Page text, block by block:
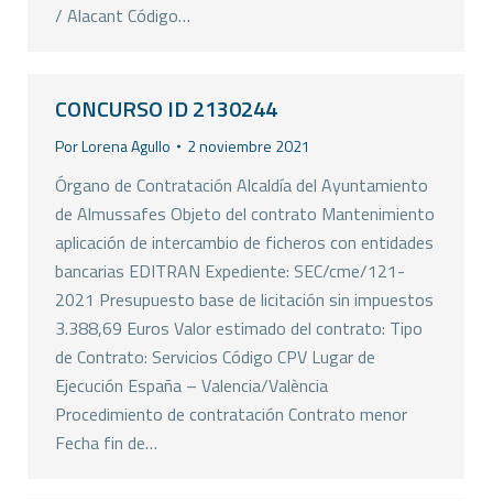
/ Alacant Código…
CONCURSO ID 2130244
PorLorena Agullo 2 noviembre 2021
Órgano de Contratación Alcaldía del Ayuntamiento
de Almussafes Objeto del contrato Mantenimiento
aplicación de intercambio de ficheros con entidades
bancarias EDITRAN Expediente: SEC/cme/121-
2021 Presupuesto base de licitación sin impuestos
3.388,69 Euros Valor estimado del contrato: Tipo
de Contrato: Servicios Código CPV Lugar de
Ejecución España – Valencia/València
Procedimiento de contratación Contrato menor
Fecha fin de…